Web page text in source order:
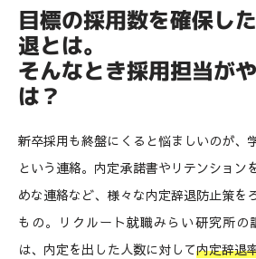
目標の採用数を確保し
退とは。
そんなとき採用担当が
は？
新卒採用も終盤にくると悩ましいのが、
という連絡。内定承諾書やリテンション
めな連絡など、様々な内定辞退防止策を
もの。リクルート就職みらい研究所の
は、内定を出した人数に対して内定辞退